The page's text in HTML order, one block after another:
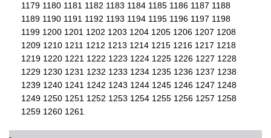
1179 1180 1181 1182 1183 1184 1185 1186 1187 1188
1189 1190 1191 1192 1193 1194 1195 1196 1197 1198
1199 1200 1201 1202 1203 1204 1205 1206 1207 1208
1209 1210 1211 1212 1213 1214 1215 1216 1217 1218
1219 1220 1221 1222 1223 1224 1225 1226 1227 1228
1229 1230 1231 1232 1233 1234 1235 1236 1237 1238
1239 1240 1241 1242 1243 1244 1245 1246 1247 1248
1249 1250 1251 1252 1253 1254 1255 1256 1257 1258
1259 1260 1261